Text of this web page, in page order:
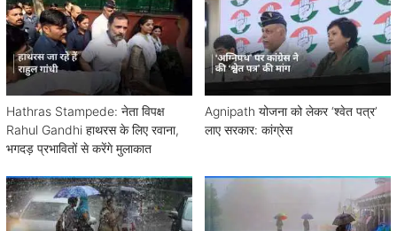
Hathras Stampede: नेता विपक्ष
Rahul Gandhi हाथरस के लिए रवाना,
भगदड़ प्रभावितों से करेंगे मुलाकात
Agnipath योजना को लेकर ‘श्वेत पत्र’
लाए सरकार: कांग्रेस